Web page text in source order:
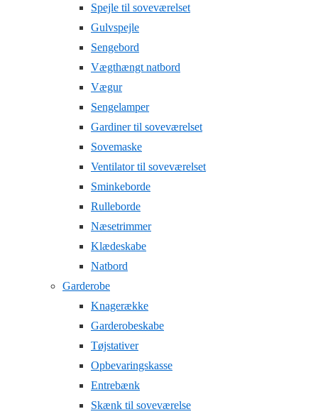
Spejle til soveværelset
Gulvspejle
Sengebord
Vægthængt natbord
Vægur
Sengelamper
Gardiner til soveværelset
Sovemaske
Ventilator til soveværelset
Sminkeborde
Rulleborde
Næsetrimmer
Klædeskabe
Natbord
Garderobe
Knagerække
Garderobeskabe
Tøjstativer
Opbevaringskasse
Entrebænk
Skænk til soveværelse